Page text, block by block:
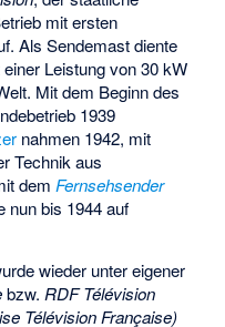
mit ersten
Als Sendemast diente
Leistung von 30 kW
Mit dem Beginn des
1939
nahmen 1942, mit
Technik aus
demFernsehsender
nun bis 1944 auf
wieder unter eigener
bzw. RDF Télévision
Télévision Française)